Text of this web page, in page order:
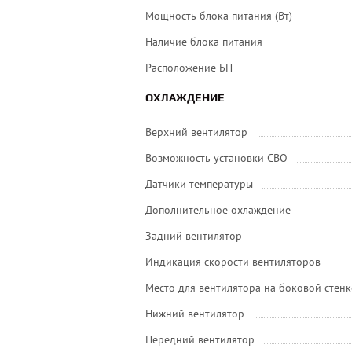
Мощность блока питания (Вт)
Наличие блока питания
Расположение БП
ОХЛАЖДЕНИЕ
Верхний вентилятор
Возможность установки СВО
Датчики температуры
Дополнительное охлаждение
Задний вентилятор
Индикация скорости вентиляторов
Место для вентилятора на боковой
Нижний вентилятор
Передний вентилятор